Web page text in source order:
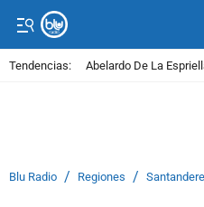
Tendencias: Abelardo De La
Blu Radio / Regiones /